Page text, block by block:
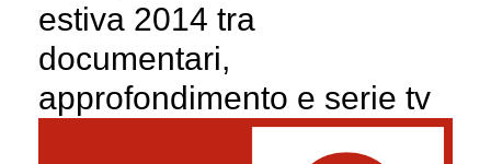
estiva 2014 tra
documentari,
approfondimento e serie tv